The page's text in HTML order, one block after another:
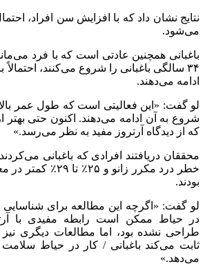
نتایج نشان داد که با افزایش سن افراد،
می‌شود.
۳۴ سالگی باغبانی را شروع می‌کنند، احتمالاً
ادامه می‌دهند.
لو گفت: «این فعالیتی است که طول عمر
شروع به آن ادامه می‌دهند. اکنون حتی بهتر
که از دیدگاه آرتروز مفید به نظر می‌رسد.»
خطر درد مکرر زانو و
بودند.
لو گفت: «اگرچه این مطالعه برای شناسایی
در حیاط ممکن است رابطه مفیدی با
طراحی نشده بود، اما مطالعات دیگری
ثابت می‌کند باغبانی / کار در حیاط سلامت
می‌دهد.»